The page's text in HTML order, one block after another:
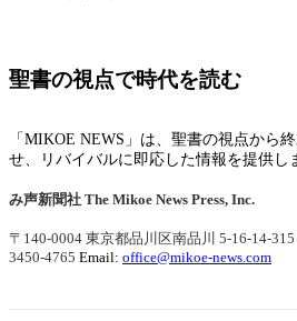
聖書の視点で時代を読む
「MIKOE NEWS」は、聖書の視点から
せ、リバイバルに即応した情報を提供し
み声新聞社 The Mikoe News Press, Inc.
〒140-0004 東京都品川区南品川 5-16-14-315
3450-4765 Email: office@mikoe-news.com